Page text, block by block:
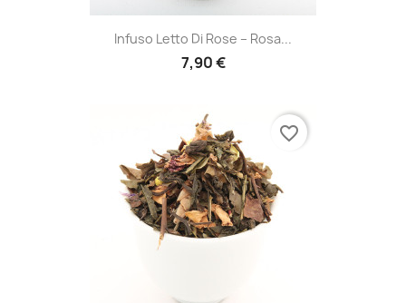
Infuso Letto Di Rose – Rosa...
7,90 €
favorite_border